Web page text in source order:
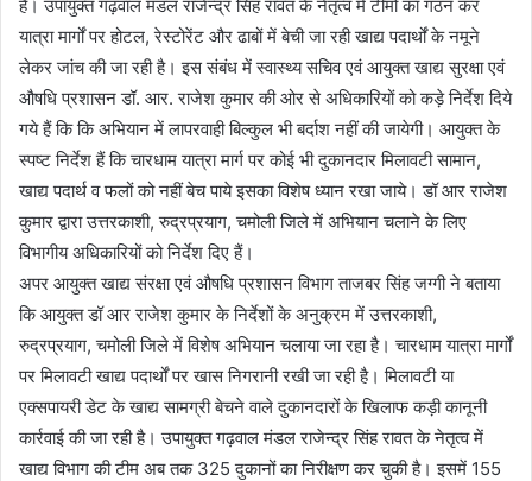
है। उपायुक्त गढ़वाल मंडल राजेन्द्र सिंह रावत के नेतृत्व में टीमों का गठन कर
यात्रा मार्गों पर होटल, रेस्टोरेंट और ढाबों में बेची जा रही खाद्य पदार्थों के नमूने
लेकर जांच की जा रही है। इस संबंध में स्वास्थ्य सचिव एवं आयुक्त खाद्य सुरक्षा एवं
औषधि प्रशासन डॉ. आर. राजेश कुमार की ओर से अधिकारियों को कड़े निर्देश दिये
गये हैं कि कि अभियान में लापरवाही बिल्कुल भी बर्दाश नहीं की जायेगी। आयुक्त के
स्पष्ट निर्देश हैं कि चारधाम यात्रा मार्ग पर कोई भी दुकानदार मिलावटी सामान,
खाद्य पदार्थ व फलों को नहीं बेच पाये इसका विशेष ध्यान रखा जाये। डॉ आर राजेश
कुमार द्वारा उत्तरकाशी, रुद्रप्रयाग, चमोली जिले में अभियान चलाने के लिए
विभागीय अधिकारियों को निर्देश दिए हैं।
अपर आयुक्त खाद्य संरक्षा एवं औषधि प्रशासन विभाग ताजबर सिंह जग्गी ने बताया
कि आयुक्त डॉ आर राजेश कुमार के निर्देशों के अनुक्रम में उत्तरकाशी,
रुद्रप्रयाग, चमोली जिले में विशेष अभियान चलाया जा रहा है। चारधाम यात्रा मार्गों
पर मिलावटी खाद्य पदार्थों पर खास निगरानी रखी जा रही है। मिलावटी या
एक्सपायरी डेट के खाद्य सामग्री बेचने वाले दुकानदारों के खिलाफ कड़ी कानूनी
कार्रवाई की जा रही है। उपायुक्त गढ़वाल मंडल राजेन्द्र सिंह रावत के नेतृत्व में
खाद्य विभाग की टीम अब तक 325 दुकानों का निरीक्षण कर चुकी है। इसमें 155